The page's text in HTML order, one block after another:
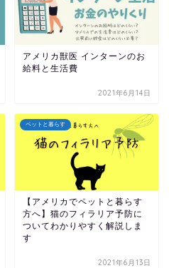
アメリカ獣医 インターンのお
給料と生活費
2021年6月14日
ペットと暮らす
【アメリカでペットと暮らす
方へ】猫のフィラリア予防に
ついてわかりやすく解説しま
す
2021年6月13日